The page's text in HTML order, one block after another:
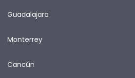
Guadalajara
Monterrey
Cancún